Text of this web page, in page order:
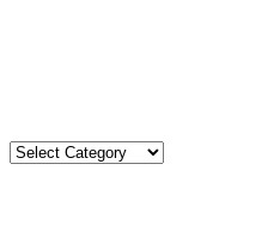
Kategori